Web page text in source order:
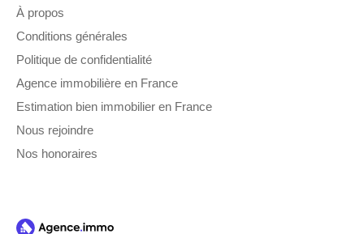
À propos
Conditions générales
Politique de confidentialité
Agence immobilière en France
Estimation bien immobilier en France
Nous rejoindre
Nos honoraires